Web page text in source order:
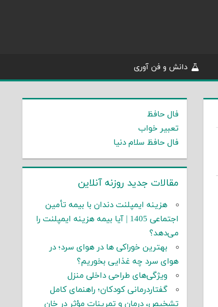
دانش و فن آوری
فال حافظ
تعبیر خواب
فال حافظ سلام دنیا
مقالات جدید روزنه آنلاین
هزینه ایمپلنت دندان با بیمه تأمین
اجتماعی 1405 | آیا بیمه هزینه ایمپلنت را
می‌دهد؟
بهترین خوراکی ها در هوای سرد؛ در
هوای سرد چه غذایی بخوریم؟
ویژگی‌های طراحی داخلی منزل
گفتاردرمانی کودکان؛ راهنمای کامل
تشخیص، درمان و تمرینات مؤثر در خان